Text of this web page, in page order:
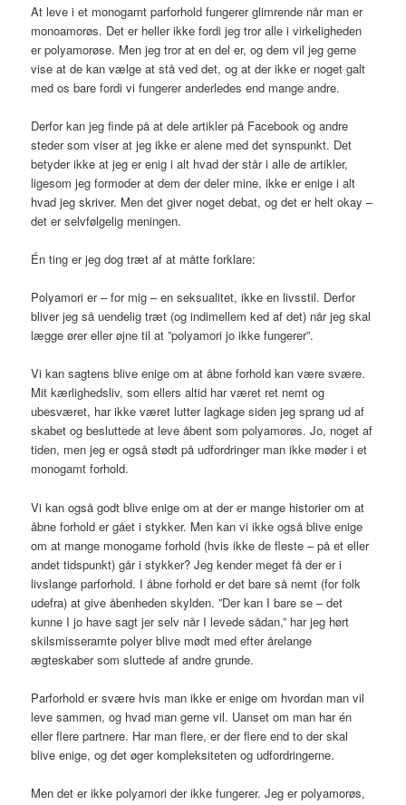
At leve i et monogamt parforhold fungerer glimrende når man er
monoamorøs. Det er heller ikke fordi jeg tror alle i virkeligheden
er polyamorøse. Men jeg tror at en del er, og dem vil jeg gerne
vise at de kan vælge at stå ved det, og at der ikke er noget galt
med os bare fordi vi fungerer anderledes end mange andre.
Derfor kan jeg finde på at dele artikler på Facebook og andre
steder som viser at jeg ikke er alene med det synspunkt. Det
betyder ikke at jeg er enig i alt hvad der står i alle de artikler,
ligesom jeg formoder at dem der deler mine, ikke er enige i alt
hvad jeg skriver. Men det giver noget debat, og det er helt okay –
det er selvfølgelig meningen.
Én ting er jeg dog træt af at måtte forklare:
Polyamori er – for mig – en seksualitet, ikke en livsstil. Derfor
bliver jeg så uendelig træt (og indimellem ked af det) når jeg skal
lægge ører eller øjne til at ”polyamori jo ikke fungerer”.
Vi kan sagtens blive enige om at åbne forhold kan være svære.
Mit kærlighedsliv, som ellers altid har været ret nemt og
ubesværet, har ikke været lutter lagkage siden jeg sprang ud af
skabet og besluttede at leve åbent som polyamorøs. Jo, noget af
tiden, men jeg er også stødt på udfordringer man ikke møder i et
monogamt forhold.
Vi kan også godt blive enige om at der er mange historier om at
åbne forhold er gået i stykker. Men kan vi ikke også blive enige
om at mange monogame forhold (hvis ikke de fleste – på et eller
andet tidspunkt) går i stykker? Jeg kender meget få der er i
livslange parforhold. I åbne forhold er det bare så nemt (for folk
udefra) at give åbenheden skylden. ”Der kan I bare se – det
kunne I jo have sagt jer selv når I levede sådan,” har jeg hørt
skilsmisseramte polyer blive mødt med efter årelange
ægteskaber som sluttede af andre grunde.
Parforhold er svære hvis man ikke er enige om hvordan man vil
leve sammen, og hvad man gerne vil. Uanset om man har én
eller flere partnere. Har man flere, er der flere end to der skal
blive enige, og det øger kompleksiteten og udfordringerne.
Men det er ikke polyamori der ikke fungerer. Jeg er polyamorøs,